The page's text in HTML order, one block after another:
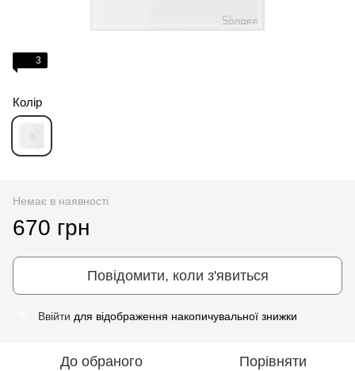
3
Колір
Немає в наявності
670 грн
Повідомити, коли з'явиться
Ввійти для відображення накопичувальної знижки
До обраного Порівняти